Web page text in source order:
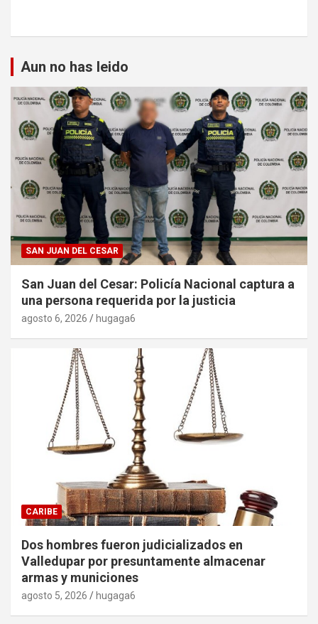
Aun no has leido
SAN JUAN DEL CESAR
San Juan del Cesar: Policía Nacional captura a
una persona requerida por la justicia
agosto 6, 2026 hugaga6
CARIBE
Dos hombres fueron judicializados en
Valledupar por presuntamente almacenar
armas y municiones
agosto 5, 2026 hugaga6